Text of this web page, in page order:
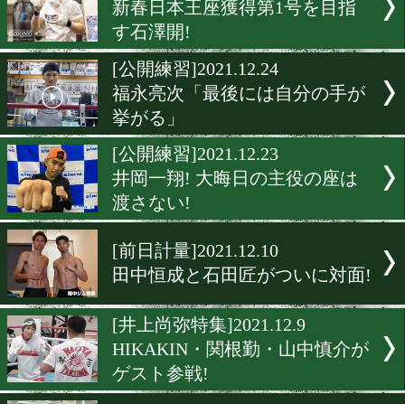
宿
[練習動画]2021.12.26
新春最初の日本タイトル獲
森且貴。
[練習動画]2021.12.25
新春日本王座獲得第1号を
す石澤開!
[公開練習]2021.12.24
福永亮次「最後には自分の
挙がる」
[公開練習]2021.12.23
井岡一翔! 大晦日の主役の